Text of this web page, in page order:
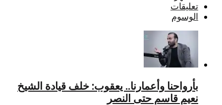
تعليقات
الوسوم
بأرواحنا وأعمارنا.. يعقوب: خلف قيادة الشيخ
نعيم قاسم حتى النصر